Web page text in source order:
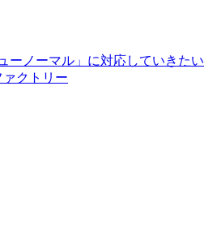
ーノーマル」に対応していきたい
クトリー